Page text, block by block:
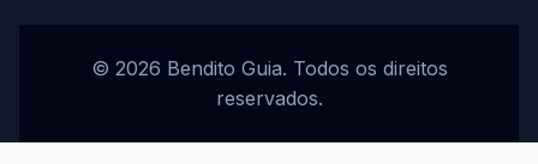
© 2026 Bendito Guia. Todos os direitos
reservados.